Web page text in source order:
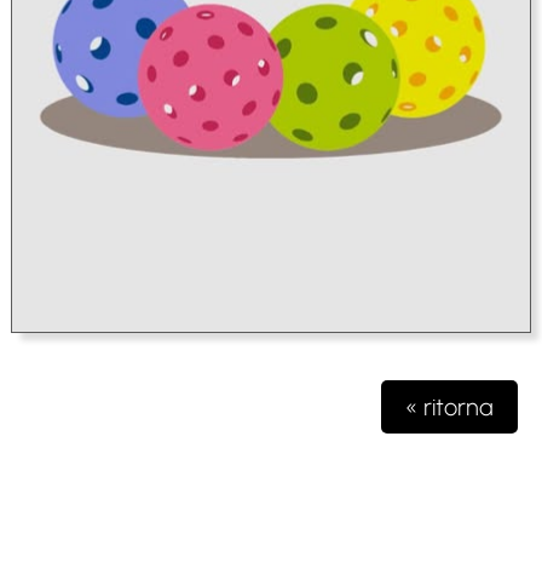
« ritorna